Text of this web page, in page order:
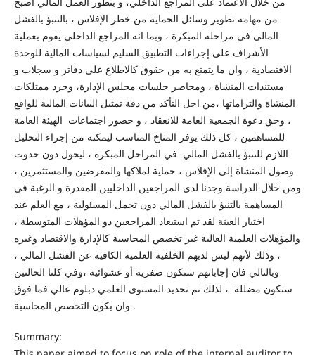
من مهامه تطوير وسائل الحماية من خطر الإفلاس ، بالتنبؤ بالفشل
المالي في مراحله المبكرة ، وبما انه المراجع الداخلي يقوم بعملية
الأشراف على إجراءات التطبيق السليم لسياسات المالية للوحدة
الاقتصادية ، وان ما يتمتع به من حقوق كالاطلاع على دفاتر و سجلات و
مستندات المنشاة ، ومحاضر جلسات مجلس الإدارة، وجرد ممتلكات
المنشاة والتزاماتها ،من اجل التأكد من دقة تمثيل البيانات المالية للواقع
، وحق دعوة الجمعية العامة للانعقاد ، و حضور اجتماعات الهيئة العامة
للمساهمين ، كل ذلك يوفر المناخ المناسب ليمكنه من إجراء التحليل
اللازم للتنبؤ بالفشل المالي في المراحل المبكرة ، ليحول دون حدوت
وصول المنشاة إلى الإفلاس ، حماية لملاكها والمقرضين والمستثمرين ،
ومن خلال الدراسة وجدنا لدى المراجعين الداخليين المقدرة و الرغبة في
المساهمة بالتنبؤ بالفشل المالي دون تحمل المسئولية ، مع العلم عند
اختيار العينة لقد تم استبعاد المراجعين دو المؤهلات المتوسطة ،
والمؤهلات العلمية العالية غير تخصص المحاسبة كالإدارة والاقتصاد وغيره
، وذلك لأنهم ليس لديهم الخلفية العلمية الكافية عن الفشل المالي ،
وبالتالي فان إجاباتهم ستكون صفرية أو عشوائية ،وفي كلتا الحالتين
ستكون مضللة ، لذلك تم تحديد المستوى العلمي دبلوم عالي فما فوق
وان يكون التخصص المحاسبة .
Summary: